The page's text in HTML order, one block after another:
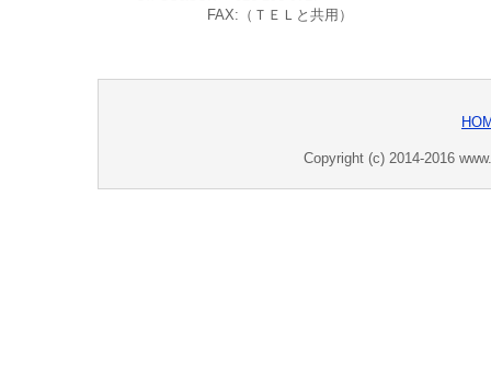
FAX:（ＴＥＬと共用）
Copyright (c) 2014-2016